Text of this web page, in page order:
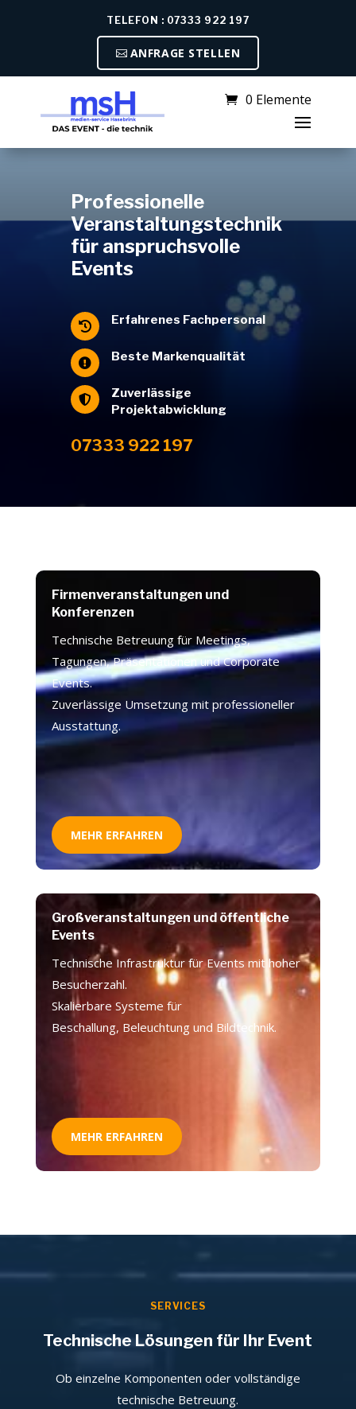
TELEFON : 07333 922 197
ANFRAGE STELLEN
0 Elemente
Professionelle
Veranstaltungstechnik
für anspruchsvolle
Events
 Erfahrenes Fachpersonal
 Beste Markenqualität

Zuverlässige
Projektabwicklung
07333 922 197
Firmenveranstaltungen und
Konferenzen
Technische Betreuung für Meetings,
Tagungen, Präsentationen und Corporate
Events.
Zuverlässige Umsetzung mit professioneller
Ausstattung.
MEHR ERFAHREN
Großveranstaltungen und öffentliche
Events
Technische Infrastruktur für Events mit hoher
Besucherzahl.
Skalierbare Systeme für
Beschallung, Beleuchtung und Bildtechnik.
MEHR ERFAHREN
SERVICES
Technische Lösungen für Ihr Event
Ob einzelne Komponenten oder vollständige
technische Betreuung.